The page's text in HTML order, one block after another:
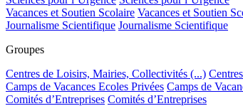
Vacances et Soutien Scolaire Vacances et Soutien
Journalisme Scientifique Journalisme Scientifique
Groupes
Centres de Loisirs, Mairies, Collectivités (...)
Camps de Vacances Ecoles Privées Camps de
Comités d’Entreprises Comités d’Entreprises